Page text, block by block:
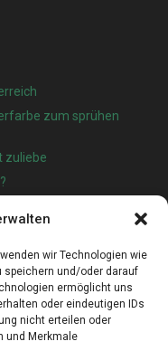
wir Technologien wie
speichern und/oder darauf
ermöglicht uns
oder eindeutigen IDs
nicht erteilen oder
und Merkmale
zum sprühen
zuliebe
es jetzt eine sehr gute